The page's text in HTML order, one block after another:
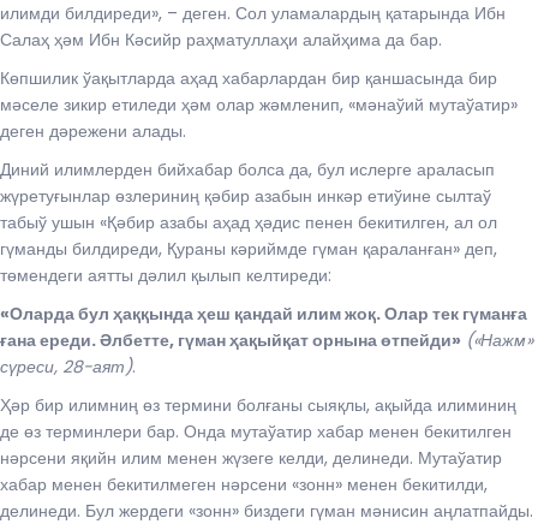
илимди билдиреди», – деген. Сол уламалардың қатарында Ибн
Салаҳ ҳәм Ибн Кәсийр раҳматуллаҳи алайҳима да бар.
Көпшилик ўақытларда аҳад хабарлардан бир қаншасында бир
мәселе зикир етиледи ҳәм олар жәмленип, «мәнаўий мутаўатир»
деген дәрежени алады.
Диний илимлерден бийхабар болса да, бул ислерге араласып
жүретуғынлар өзлериниң қәбир азабын инкәр етиўине сылтаў
табыў ушын «Қәбир азабы аҳад ҳәдис пенен бекитилген, ал ол
гүманды билдиреди, Қураны кәриймде гүман қараланған» деп,
төмендеги аятты дәлил қылып келтиреди:
«Оларда бул ҳаққында ҳеш қандай илим жоқ. Олар тек гүманға
ғана ереди. Әлбетте, гүман ҳақыйқат орнына өтпейди» («Нажм»
сүреси, 28-аят).
Ҳәр бир илимниң өз термини болғаны сыяқлы, ақыйда илиминиң
де өз терминлери бар. Онда мутаўатир хабар менен бекитилген
нәрсени яқийн илим менен жүзеге келди, делинеди. Мутаўатир
хабар менен бекитилмеген нәрсени «зонн» менен бекитилди,
делинеди. Бул жердеги «зонн» биздеги гүман мәнисин аңлатпайды.